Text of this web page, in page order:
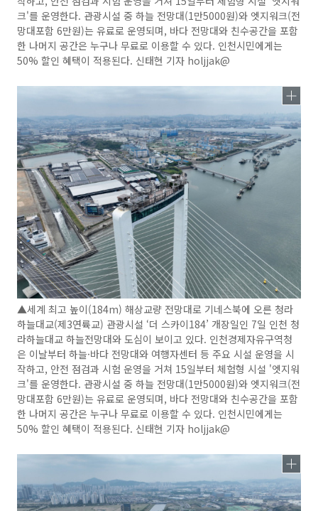
크'를 운영한다. 관광시설 중 하늘 전망대(1만5000원)와 엣지워크(전
망대포함 6만원)는 유료로 운영되며, 바다 전망대와 친수공간을 포함
한 나머지 공간은 누구나 무료로 이용할 수 있다. 인천시민에게는
50% 할인 혜택이 적용된다. 신태현 기자 holjjak@
▲세계 최고 높이(184m) 해상교량 전망대로 기네스북에 오른 청라
하늘대교(제3연륙교) 관광시설 ‘더 스카이184’ 개장일인 7일 인천 청
라하늘대교 하늘전망대와 도심이 보이고 있다. 인천경제자유구역청
은 이날부터 하늘·바다 전망대와 여행자센터 등 주요 시설 운영을 시
작하고, 안전 점검과 시험 운영을 거쳐 15일부터 체험형 시설 '엣지워
크'를 운영한다. 관광시설 중 하늘 전망대(1만5000원)와 엣지워크(전
망대포함 6만원)는 유료로 운영되며, 바다 전망대와 친수공간을 포함
한 나머지 공간은 누구나 무료로 이용할 수 있다. 인천시민에게는
50% 할인 혜택이 적용된다. 신태현 기자 holjjak@